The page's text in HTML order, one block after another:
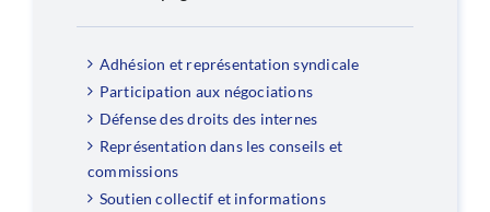
Adhésion et représentation syndicale
Participation aux négociations
Défense des droits des internes
Représentation dans les conseils et
commissions
Soutien collectif et informations